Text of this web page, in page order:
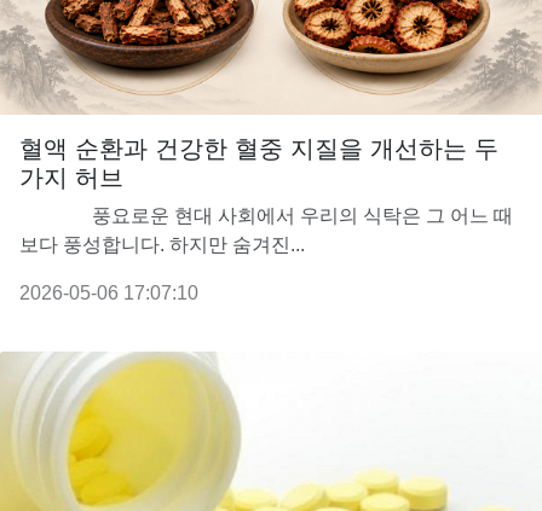
혈액 순환과 건강한 혈중 지질을 개선하는 두
가지 허브
풍요로운 현대 사회에서 우리의 식탁은 그 어느 때
보다 풍성합니다. 하지만 숨겨진...
2026-05-06 17:07:10